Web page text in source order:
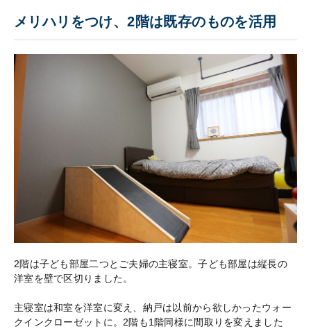
メリハリをつけ、2階は既存のものを活用
2階は子ども部屋二つとご夫婦の主寝室。子ども部屋は縦長の
洋室を壁で区切りました。
主寝室は和室を洋室に変え、納戸は以前から欲しかったウォー
クインクローゼットに。2階も1階同様に間取りを変えました